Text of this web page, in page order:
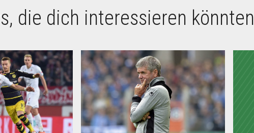
die dich interessieren könnten